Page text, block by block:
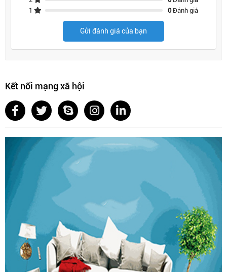
1
0Đánh giá
Gửi đánh giá của bạn
Kết nối mạng xã hội